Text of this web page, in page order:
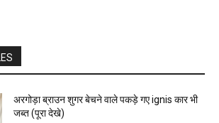
अरगोड़ा ब्राउन शुगर बेचने वाले पकड़े गए ignis कार भी
जब्त (पूरा देखे)